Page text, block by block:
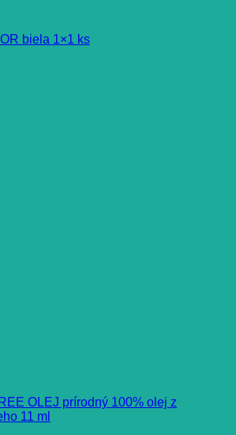
biela 1×1 ks
OLEJ prírodný 100% olej z
11 ml